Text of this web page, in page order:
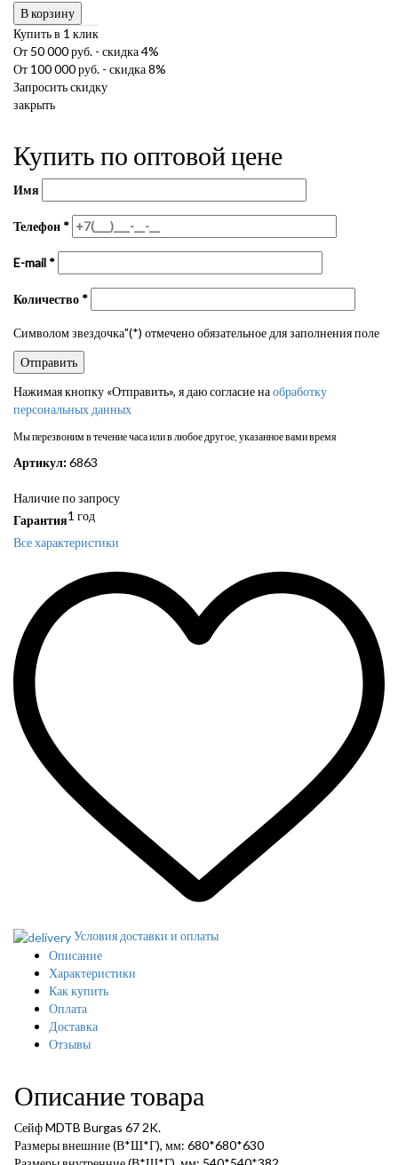
В корзину
Купить в 1 клик
От 50 000 руб. - скидка 4%
От 100 000 руб. - скидка 8%
Запросить скидку
закрыть
Купить по оптовой цене
Имя
Телефон *
E-mail *
Количество *
Символом звездочка"(*) отмечено обязательное для заполнения поле
Нажимая кнопку «Отправить», я даю согласие наобработку
персональных данных
Мы перезвоним в течение часа или в любое другое, указанное вами время
Артикул:6863
Наличие по запросу
Гарантия1 год
Все характеристики
Условия доставки и оплаты
Описание
Характеристики
Как купить
Оплата
Доставка
Отзывы
Описание товара
Сейф MDTB Burgas 67 2K.
Размеры внешние (В*Ш*Г), мм: 680*680*630